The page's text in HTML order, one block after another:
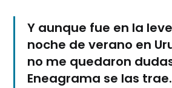
Y aunque fue en la
noche de verano en
no me quedaron
Eneagrama se las trae.